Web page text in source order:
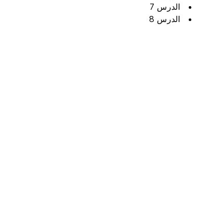
الدرس 7
الدرس 8